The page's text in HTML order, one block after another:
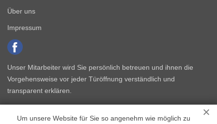
Um unsere Website für Sie so angenehm wie möglich zu
Über uns
Impressum
Unser Mitarbeiter wird Sie persönlich betreuen und ihnen die
Vorgehensweise vor jeder Türöffnung verständlich und
transparent erklären.